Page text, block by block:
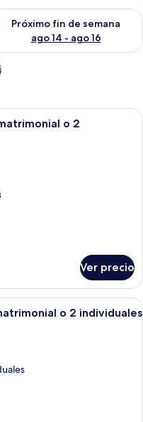
fin de semana ago 7 -
Próximo fin de semana
ago 14 - ago 16
la disponibilidad
caja de seguridad en la
o 2
Ver precio
caja de seguridad en la
o 2 individuales